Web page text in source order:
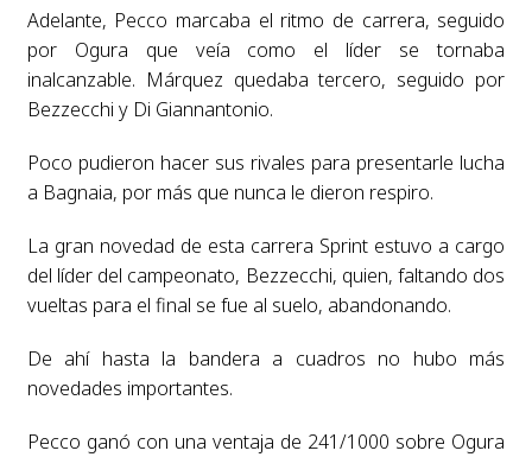
Adelante, Pecco marcaba el ritmo de carrera, seguido
por Ogura que veía como el líder se tornaba
inalcanzable. Márquez quedaba tercero, seguido por
Bezzecchi y Di Giannantonio.
Poco pudieron hacer sus rivales para presentarle lucha
a Bagnaia, por más que nunca le dieron respiro.
La gran novedad de esta carrera Sprint estuvo a cargo
del líder del campeonato, Bezzecchi, quien, faltando dos
vueltas para el final se fue al suelo, abandonando.
De ahí hasta la bandera a cuadros no hubo más
novedades importantes.
Pecco ganó con una ventaja de 241/1000 sobre Ogura